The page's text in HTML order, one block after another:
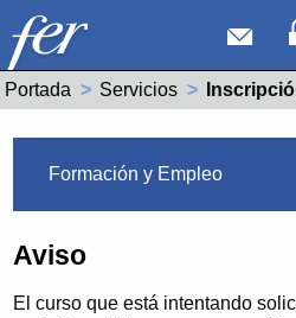
Portada Servicios Actual:
Formación y Empleo
Aviso
El curso que está intentando